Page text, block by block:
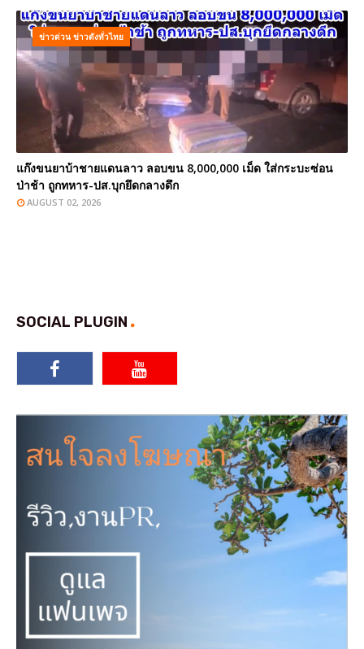
ข่าวด่วน ข่าวดังทั่วไทย
แก๊งขนยาบ้าชายแดนลาว ลอบขน 8,000,000 เม็ด ใส่กระบะซ่อน
ป่าช้า ถูกทหาร-ปส.บุกยึดกลางดึก
AUGUST 02, 2026
SOCIAL PLUGIN